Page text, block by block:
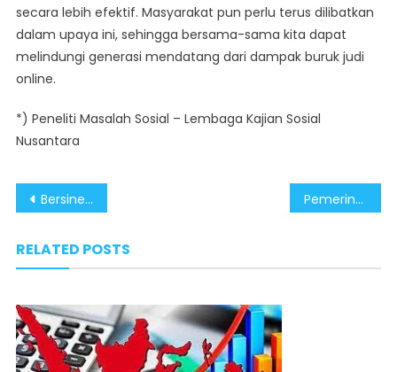
secara lebih efektif. Masyarakat pun perlu terus dilibatkan
dalam upaya ini, sehingga bersama-sama kita dapat
melindungi generasi mendatang dari dampak buruk judi
online.
*) Peneliti Masalah Sosial – Lembaga Kajian Sosial
Nusantara
Post
Bersinergi Memberantas Judi Online Demi Lindungi Generasi Muda Pemerintah Komitmen Berantas Judi Online Lewat Edukasi Digital
RELATED POSTS